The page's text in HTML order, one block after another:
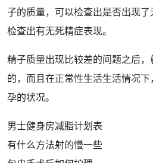
子的质量，可以检查出是否出现了
检查出有无死精症表现。
精子质量出现比较差的问题之后
的，而且在正常性生活生活情况下，
孕的状况。
男士健身房减脂计划表
有什么方法射的慢一些